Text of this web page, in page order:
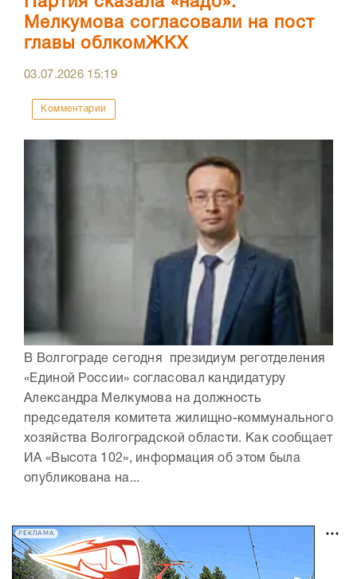
Мелкумова согласовали на пост
главы облкомЖКХ
03.07.2026 15:19
Комментарии
В Волгограде сегодня президиум реготделения
«Единой России» согласовал кандидатуру
Александра Мелкумова на должность
председателя комитета жилищно-коммунального
хозяйства Волгоградской области. Как сообщает
ИА «Высота 102», информация об этом была
опубликована на...
РЕКЛАМА